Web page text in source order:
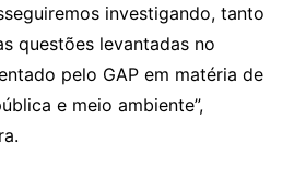
investigando, tanto
questões levantadas no
pelo GAP em matéria de
e meio ambiente”,